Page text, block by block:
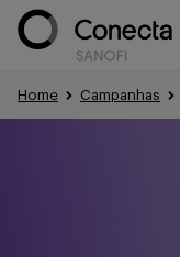
Conteúdos
Home Campanhas